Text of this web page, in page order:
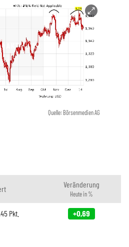
Quelle: Börsenmedien AG
Veränderung
Heute in %
Pkt. +0,69